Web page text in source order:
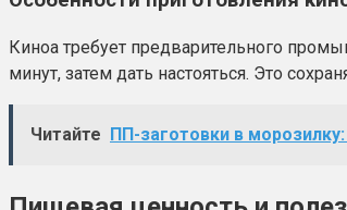
Киноа требует предварительного
минут, затем дать настояться. Это
Читайте ПП-заготовки в